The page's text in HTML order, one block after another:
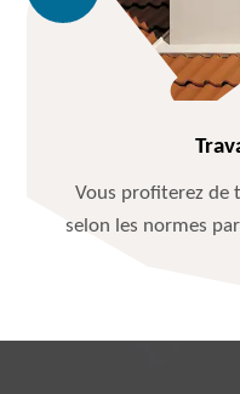
Vous profiterez de
selon les normes